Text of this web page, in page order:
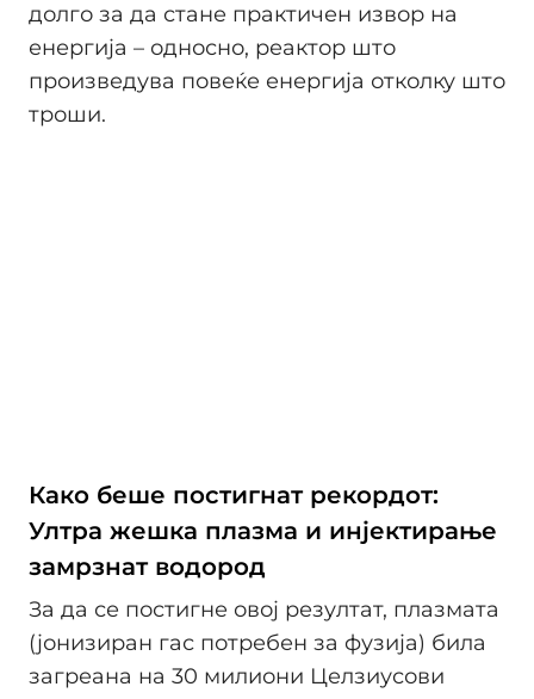
долго за да стане практичен извор на
енергија – односно, реактор што
произведува повеќе енергија отколку што
троши.
Како беше постигнат рекордот:
Ултра жешка плазма и инјектирање
замрзнат водород
За да се постигне овој резултат, плазмата
(јонизиран гас потребен за фузија) била
загреана на 30 милиони Целзиусови